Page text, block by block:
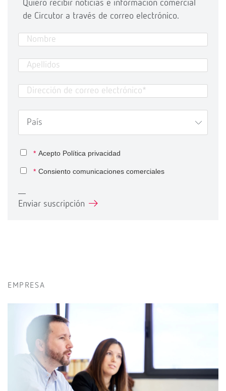
Quiero recibir noticias e información comercial
de Circutor a través de correo electrónico.
* Acepto Política privacidad
* Consiento comunicaciones comerciales
Enviar suscripción
EMPRESA